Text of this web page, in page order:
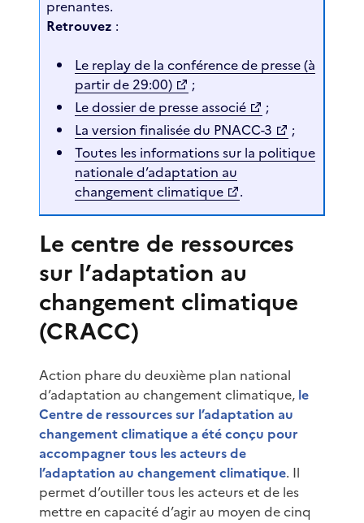
prenantes.
Retrouvez :
Le replay de la conférence de presse (à
partir de 29:00)
;
Le dossier de presse associé
;
La version finalisée du PNACC-3
;
Toutes les informations sur la politique
nationale d’adaptation au
changement climatique
.
Le centre de ressources
sur l’adaptation au
changement climatique
(CRACC)
Action phare du deuxième plan national
d’adaptation au changement climatique, le
Centre de ressources sur l’adaptation au
changement climatique a été conçu pour
accompagner tous les acteurs de
l’adaptation au changement climatique. Il
permet d’outiller tous les acteurs et de les
mettre en capacité d’agir au moyen de cinq